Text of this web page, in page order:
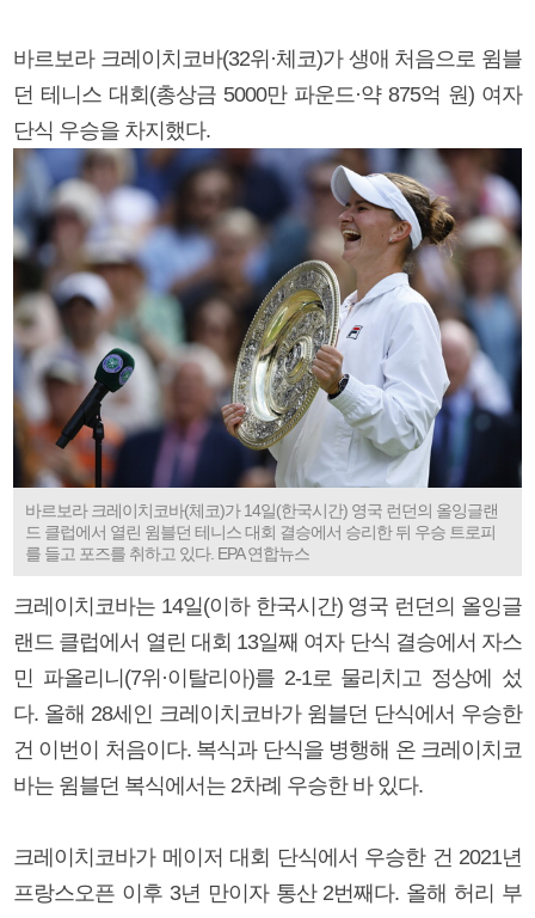
바르보라 크레이치코바(32위·체코)가 생애 처음으로 윔블
던 테니스 대회(총상금 5000만 파운드·약 875억 원) 여자
단식 우승을 차지했다.
바르보라 크레이치코바(체코)가 14일(한국시간) 영국 런던의 올잉글랜
드 클럽에서 열린 윔블던 테니스 대회 결승에서 승리한 뒤 우승 트로피
를 들고 포즈를 취하고 있다. EPA 연합뉴스
크레이치코바는 14일(이하 한국시간) 영국 런던의 올잉글
랜드 클럽에서 열린 대회 13일째 여자 단식 결승에서 자스
민 파올리니(7위·이탈리아)를 2-1로 물리치고 정상에 섰
다. 올해 28세인 크레이치코바가 윔블던 단식에서 우승한
건 이번이 처음이다. 복식과 단식을 병행해 온 크레이치코
바는 윔블던 복식에서는 2차례 우승한 바 있다.
크레이치코바가 메이저 대회 단식에서 우승한 건 2021년
프랑스오픈 이후 3년 만이자 통산 2번째다. 올해 허리 부